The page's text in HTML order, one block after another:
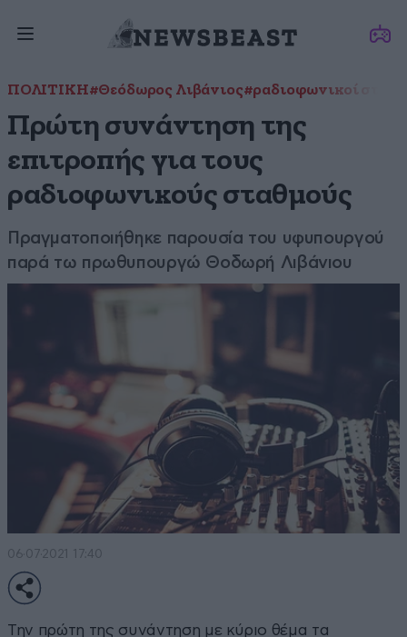
ΠΟΛΙΤΙΚΗ#Θεόδωρος Λιβάνιος#ραδιοφωνικοί
Πρώτη συνάντηση της
επιτροπής για τους
ραδιοφωνικούς σταθμούς
Πραγματοποιήθηκε παρουσία του υφυπουργού
παρά τω πρωθυπουργώ Θοδωρή Λιβάνιου
06·07·2021 17:40
Την πρώτη της συνάντηση με κύριο θέμα τα